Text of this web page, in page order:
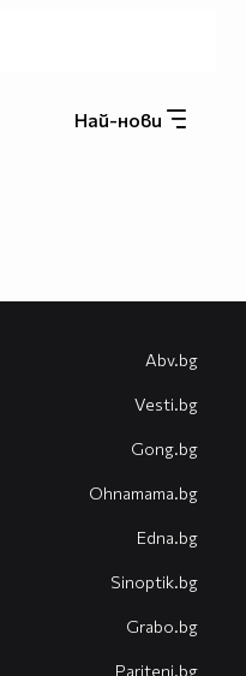
Най-нови
Abv.bg
Vesti.bg
Gong.bg
Оhnamama.bg
Edna.bg
Sinoptik.bg
Grabo.bg
Pariteni.bg